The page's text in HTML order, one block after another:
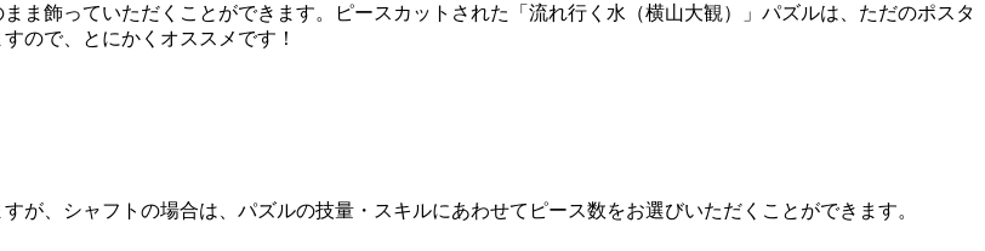
ま飾っていただくことができます。ピースカットされた「流れ行く水（横山大観）」パズルは、ただのポスタ
ので、とにかくオススメです！
が、シャフトの場合は、パズルの技量・スキルにあわせてピース数をお選びいただくことができます。